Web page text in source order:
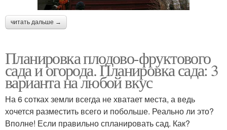
читать дальше →
Планировка плодово-фруктового
сада и огорода. Планировка сада: 3
варианта на любой вкус
На 6 сотках земли всегда не хватает места, а ведь
хочется разместить всего и побольше. Реально ли это?
Вполне! Если правильно спланировать сад. Как?